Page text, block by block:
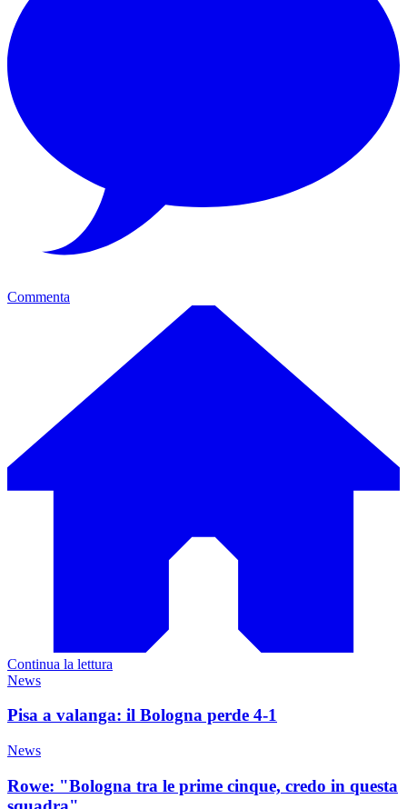
Commenta
Continua la lettura
News
Pisa a valanga: il Bologna perde 4-1
News
Rowe: "Bologna tra le prime cinque, credo in questa